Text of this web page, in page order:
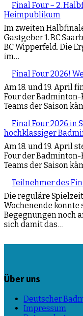
Final Four – 2.
Heimpublikum
Im zweiten
Gastgeber 1. BC
BC Wipperfeld. Die
im…
Final Four 2026!
Am 18. und 19. April
Four der
Teams der Saison
Final Four 2026 in
hochklassiger
Am 18. und 19. April
Four der
Teams der Saison
Teilnehmer des
Die reguläre
Wochenende
Begegnungen noch
sich damit das…
Über uns
Deutscher
Impressum